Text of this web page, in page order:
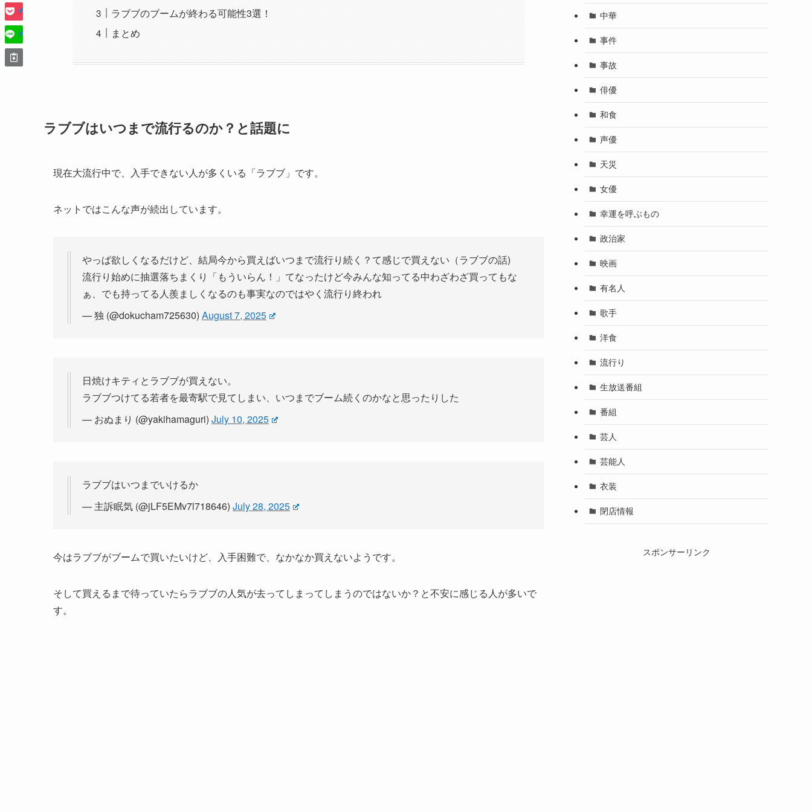
ラブブのブームが終わる可能性3選！
まとめ
ラブブはいつまで流行るのか？と話題に
現在大流行中で、入手できない人が多くいる「ラブブ」です。
ネットではこんな声が続出しています。
やっぱ欲しくなるだけど、結局今から買えばいつまで流行り続く？て感じで買えない（ラブブの話)
流行り始めに抽選落ちまくり「もういらん！」てなったけど今みんな知ってる中わざわざ買ってもな
ぁ、でも持ってる人羨ましくなるのも事実なのではやく流行り終われ
— 独 (@dokucham725630) August 7, 2025
日焼けキティとラブブが買えない。
ラブブつけてる若者を最寄駅で見てしまい、いつまでブーム続くのかなと思ったりした
— おぬまり (@yakihamaguri) July 10, 2025
ラブブはいつまでいけるか
— 主訴眠気 (@jLF5EMv7l718646) July 28, 2025
今はラブブがブームで買いたいけど、入手困難で、なかなか買えないようです。
そして買えるまで待っていたらラブブの人気が去ってしまってしまうのではないか？と不安に感じる人が多いで
す。
中華
事件
事故
俳優
和食
声優
天災
女優
幸運を呼ぶもの
政治家
映画
有名人
歌手
洋食
流行り
生放送番組
番組
芸人
芸能人
衣装
閉店情報
スポンサーリンク